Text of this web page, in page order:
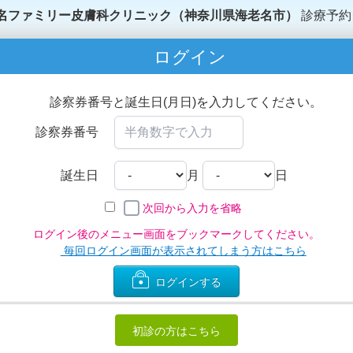
ファミリー皮膚科クリニック（神奈川県海老名市） 診療予
ログイン
診察券番号と誕生日(月日)を入力してください。
診察券番号
誕生日 月 日
次回から入力を省略
ログイン後のメニュー画面をブックマークしてください。
毎回ログイン画面が表示されてしまう方はこちら
ログインする
初診の方はこちら